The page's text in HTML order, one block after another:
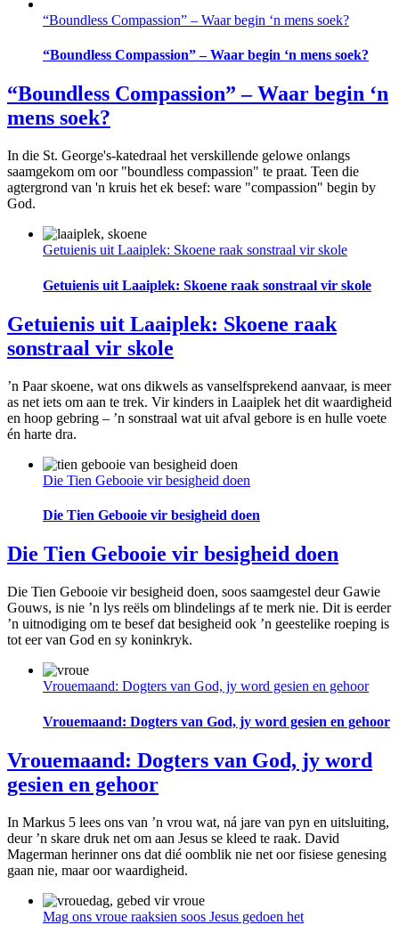
“Boundless Compassion” – Waar begin ‘n mens soek?
“Boundless Compassion” – Waar begin ‘n mens soek?
“Boundless Compassion” – Waar begin ‘n
mens soek?
In die St. George's-katedraal het verskillende gelowe onlangs
saamgekom om oor "boundless compassion" te praat. Teen die
agtergrond van 'n kruis het ek besef: ware "compassion" begin by
God.
Getuienis uit Laaiplek: Skoene raak sonstraal vir skole
Getuienis uit Laaiplek: Skoene raak sonstraal vir skole
Getuienis uit Laaiplek: Skoene raak
sonstraal vir skole
’n Paar skoene, wat ons dikwels as vanselfsprekend aanvaar, is meer
as net iets om aan te trek. Vir kinders in Laaiplek het dit waardigheid
en hoop gebring – ’n sonstraal wat uit afval gebore is en hulle voete
én harte dra.
Die Tien Gebooie vir besigheid doen
Die Tien Gebooie vir besigheid doen
Die Tien Gebooie vir besigheid doen
Die Tien Gebooie vir besigheid doen, soos saamgestel deur Gawie
Gouws, is nie ’n lys reëls om blindelings af te merk nie. Dit is eerder
’n uitnodiging om te besef dat besigheid ook ’n geestelike roeping is
tot eer van God en sy koninkryk.
Vrouemaand: Dogters van God, jy word gesien en gehoor
Vrouemaand: Dogters van God, jy word gesien en gehoor
Vrouemaand: Dogters van God, jy word
gesien en gehoor
In Markus 5 lees ons van ’n vrou wat, ná jare van pyn en uitsluiting,
deur ’n skare druk net om aan Jesus se kleed te raak. David
Magerman herinner ons dat dié oomblik nie net oor fisiese genesing
gaan nie, maar oor waardigheid.
Mag ons vroue raaksien soos Jesus gedoen het